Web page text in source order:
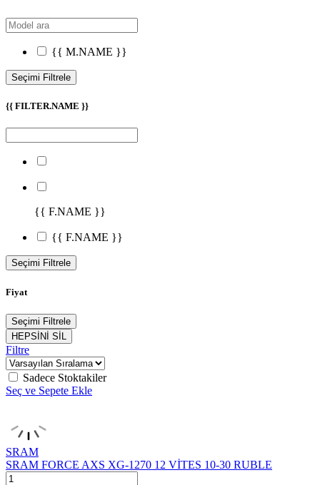
{{ M.NAME }}
Seçimi Filtrele
{{ FILTER.NAME }}
{{ F.NAME }}
{{ F.NAME }}
Seçimi Filtrele
Fiyat
Seçimi Filtrele
HEPSİNİ SİL
Filtre
Sadece Stoktakiler
Seç ve Sepete Ekle
SRAM
SRAM FORCE AXS XG-1270 12 VİTES 10-30 RUBLE